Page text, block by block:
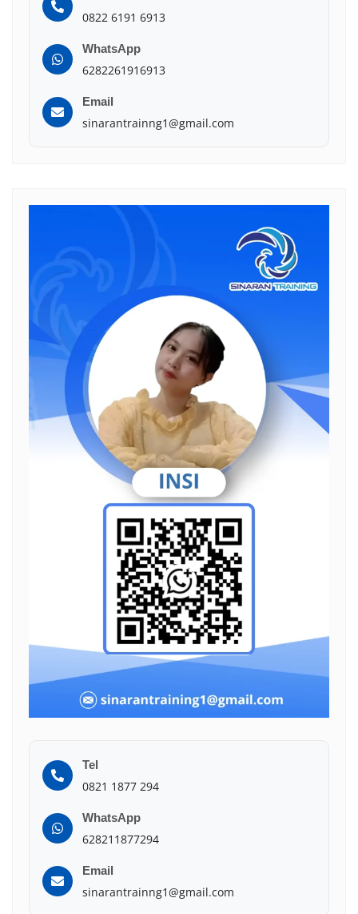
0822 6191 6913
WhatsApp
6282261916913
Email
sinarantrainng1@gmail.com
Tel
0821 1877 294
WhatsApp
628211877294
Email
sinarantrainng1@gmail.com